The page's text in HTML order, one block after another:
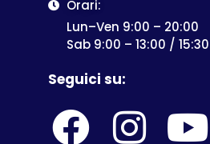
Orari:
Lun–Ven 9:00 – 20:00
Sab 9:00 – 13:00 /
Seguici su: